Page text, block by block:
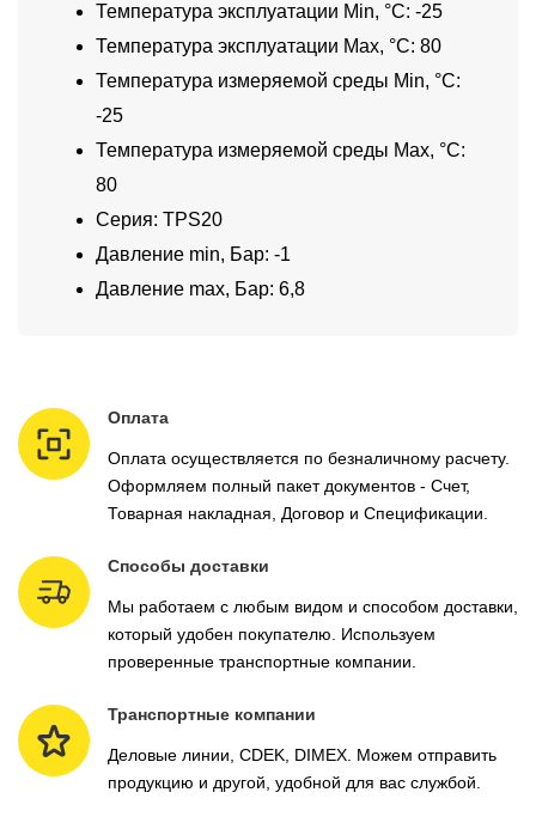
Температура эксплуатации Min, °C: -25
Температура эксплуатации Max, °C: 80
Температура измеряемой среды Min, °C:
-25
Температура измеряемой среды Max, °C:
80
Серия: TPS20
Давление min, Бар: -1
Давление max, Бар: 6,8
Оплата
Оплата осуществляется по безналичному расчету.
Оформляем полный пакет документов - Счет,
Товарная накладная, Договор и Спецификации.
Способы доставки
Мы работаем с любым видом и способом доставки,
который удобен покупателю. Используем
проверенные транспортные компании.
Транспортные компании
Деловые линии, CDEK, DIMEX. Можем отправить
продукцию и другой, удобной для вас службой.